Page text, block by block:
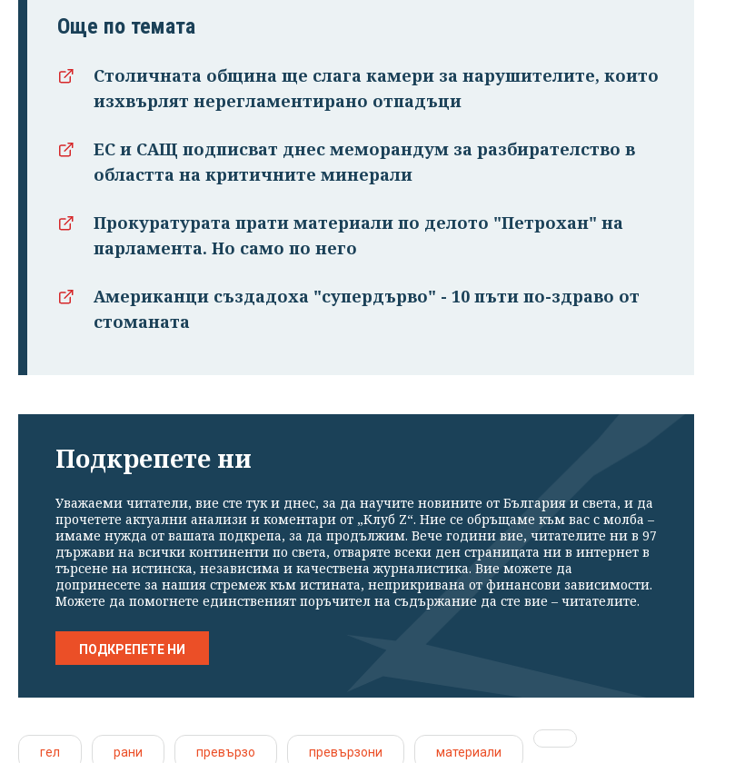
Още по темата
Столичната община ще слага камери за нарушителите, които
изхвърлят нерегламентирано отпадъци
ЕС и САЩ подписват днес меморандум за разбирателство в
областта на критичните минерали
Прокуратурата прати материали по делото "Петрохан" на
парламента. Но само по него
Американци създадоха "супердърво" - 10 пъти по-здраво от
стоманата
Подкрепете ни
Уважаеми читатели, вие сте тук и днес, за да научите новините от България и света, и да
прочетете актуални анализи и коментари от „Клуб Z“. Ние се обръщаме към вас с молба –
имаме нужда от вашата подкрепа, за да продължим. Вече години вие, читателите ни в 97
държави на всички континенти по света, отваряте всеки ден страницата ни в интернет в
търсене на истинска, независима и качествена журналистика. Вие можете да
допринесете за нашия стремеж към истината, неприкривана от финансови зависимости.
Можете да помогнете единственият поръчител на съдържание да сте вие – читателите.
ПОДКРЕПЕТЕ НИ
гел рани превързо превързони материали